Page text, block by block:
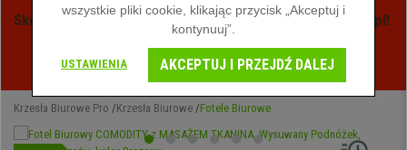
Skorzystaj z Letnich Wyprzedaży na Krzeslabiurowepro.pl!
Zobacz oferty -
Krzesła Biurowe Pro Krzesła Biurowe Fotele Biurowe
wszystkie pliki cookie, klikając przycisk „Akceptuj i
kontynuuj”.
USTAWIENIA AKCEPTUJ I PRZEJDŹ DALEJ